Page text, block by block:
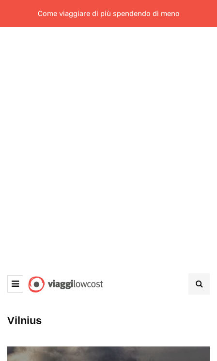
Come viaggiare di più spendendo di meno
Vilnius